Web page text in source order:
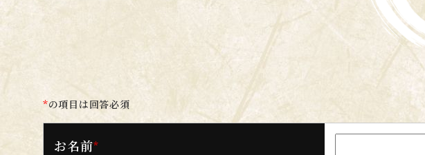
*の項目は回答必須
お名前*